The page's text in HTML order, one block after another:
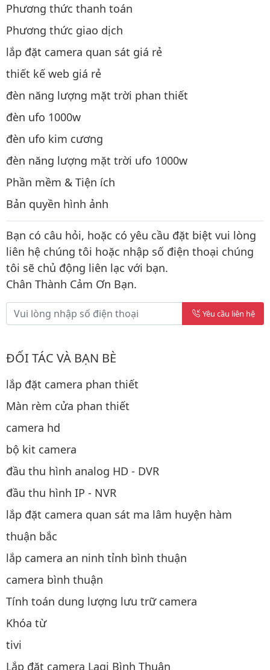
Phương thức thanh toán
Phương thức giao dịch
lắp đặt camera quan sát giá rẻ
thiết kế web giá rẻ
đèn năng lượng mặt trời phan thiết
đèn ufo 1000w
đèn ufo kim cương
đèn năng lượng mặt trời ufo 1000w
Phần mềm & Tiện ích
Bản quyền hình ảnh
Bạn có câu hỏi, hoặc có yêu cầu đặt biệt vui lòng
liên hệ chúng tôi hoặc nhập số điện thoại chúng
tôi sẽ chủ động liên lạc với bạn.
Chân Thành Cảm Ơn Bạn.
Yêu cầu liên hệ
ĐỐI TÁC VÀ BẠN BÈ
lắp đặt camera phan thiết
Màn rèm cửa phan thiết
camera hd
bộ kit camera
đầu thu hình analog HD - DVR
đầu thu hình IP - NVR
lắp đặt camera quan sát ma lâm huyện hàm
thuận bắc
lắp camera an ninh tỉnh bình thuận
camera bình thuận
Tính toán dung lượng lưu trữ camera
Khóa từ
tivi
Lắp đặt camera Lagi Bình Thuận